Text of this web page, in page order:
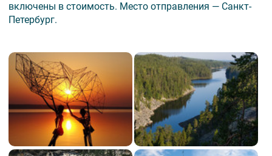
включены в стоимость. Место отправления — Санкт-
Петербург.